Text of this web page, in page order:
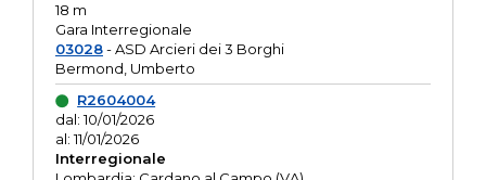
18 m
Gara Interregionale
03028- ASD Arcieri dei 3 Borghi
Bermond, Umberto
R2604004
dal: 10/01/2026
al: 11/01/2026
Interregionale